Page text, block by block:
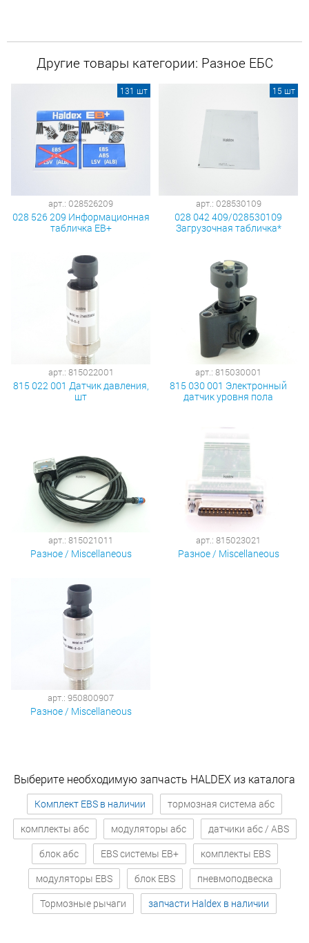
Другие товары категории: Разное ЕБС
арт.: 028526209
028 526 209 Информационная
табличка ЕВ+
131 шт
арт.: 028530109
028 042 409/028530109
Загрузочная табличка*
15 шт
арт.: 815022001
815 022 001 Датчик давления,
шт
арт.: 815030001
815 030 001 Электронный
датчик уровня пола
арт.: 815021011
Разное / Miscellaneous
арт.: 815023021
Разное / Miscellaneous
арт.: 950800907
Разное / Miscellaneous
Выберите необходимую запчасть HALDEX из каталога
Комплект EBS в наличии
тормозная система абс
комплекты абс
модуляторы абс
датчики абс / ABS
блок абс
EBS системы EB+
комплекты EBS
модуляторы EBS
блок EBS
пневмоподвеска
Тормозные рычаги
запчасти Haldex в наличии